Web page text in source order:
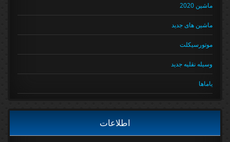
ماشین 2020
ماشین های جدید
موتورسیکلت
وسیله نقلیه جدید
یاماها
اطلاعات